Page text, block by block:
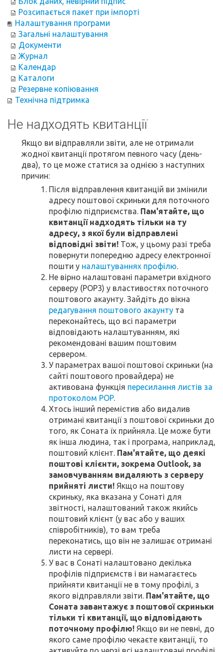
Розсипається пакет при імпорті
Налаштування програми
Загальні налаштування
Документи
Журнал
Календар
Каталоги
Резервне копіювання
Технічна підтримка
Не надходять квитанції
Якщо ви відправляли звіти, але не отримали
жодної квитанції протягом певного часу (день-
два), то це може статися за однією з наступних
причин:
Після відправлення квитанцій ви змінили
адресу поштової скриньки для поточного
профілю підприємства. Пам'ятайте, що
квитанції надходять тільки на ту
адресу, з якої були відправлені
відповідні звіти! Тож, у цьому разі треба
повернути попередню адресу електронної
пошти у налаштуваннях профілю.
Не вірно налаштовані параметри вхідного
серверу (POP3) у властивостях поточного
поштового акаунту. Зайдіть до вікна
редагування поштового акаунту та
переконайтесь, що всі параметри
відповідають налаштуванням, які
рекомендовані вашим поштовим
сервером.
У параметрах вашої поштової скриньки (на
сайті поштового провайдера) не
активована функція пересилання листів за
протоколом POP.
Хтось інший перемістив або видалив
отримані квитанції з поштової скриньки до
того, як Соната їх прийняла. Це може бути
як інша людина, так і програма, наприклад,
поштовий клієнт. Пам'ятайте, що деякі
поштові клієнти, зокрема Outlook, за
замовчуванням видаляють з серверу
прийняті листи! Якщо на поштову
скриньку, яка вказана у Сонаті для
звітності, налаштований також якийсь
поштовий клієнт (у вас або у ваших
співробітників), то вам треба
переконатись, що він не залишає отримані
листи на сервері.
У вас в Сонаті налаштовано декілька
профілів підприємств і ви намагаєтесь
прийняти квитанції не в тому профілі, з
якого відправляли звіти. Пам'ятайте, що
Соната завантажує з поштової скриньки
тільки ті квитанції, що відповідають
поточному профілю! Якщо ви не певні, до
якого саме профілю чекаєте квитанції, то